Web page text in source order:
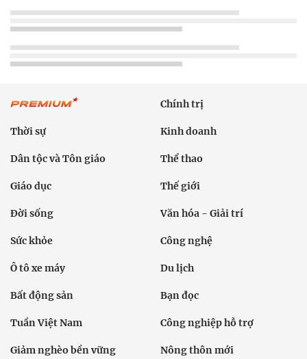
Chính trị
Thời sự Kinh doanh
Dân tộc và Tôn giáo Thể thao
Giáo dục Thế giới
Đời sống Văn hóa - Giải trí
Sức khỏe Công nghệ
Ô tô xe máy Du lịch
Bất động sản Bạn đọc
Tuần Việt Nam Công nghiệp hỗ trợ
Giảm nghèo bền vững Nông thôn mới